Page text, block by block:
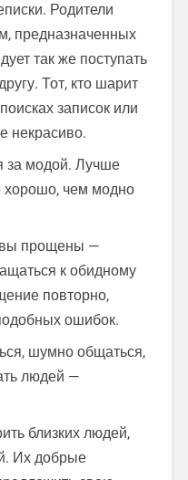
Родители
предназначенных
так же поступать
Тот, кто шарит
записок или
некрасиво.
за модой. Лучше
хорошо, чем модно
вы прощены —
к обидному
повторно,
ошибок.
шумно общаться,
людей —
близких людей,
Их добрые